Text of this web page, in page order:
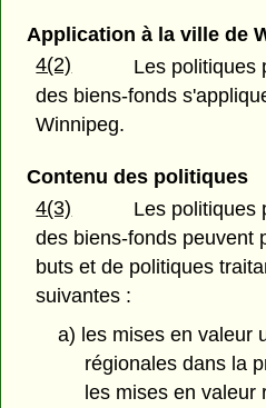
Application à la ville de
4(2)
Les politiques
des biens-fonds
Winnipeg.
Contenu des politiques
4(3)
Les politiques
des biens-fonds peuvent
buts et de politiques
suivantes :
a) les mises en valeur
régionales dans la
les mises en valeur